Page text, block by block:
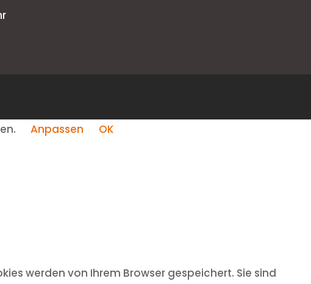
Anpassen OK
werden von Ihrem Browser gespeichert. Sie sind